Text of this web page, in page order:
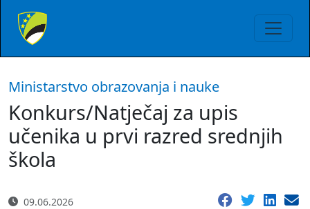
Ministarstvo obrazovanja i nauke
Konkurs/Natječaj za upis
učenika u prvi razred srednjih
škola
09.06.2026